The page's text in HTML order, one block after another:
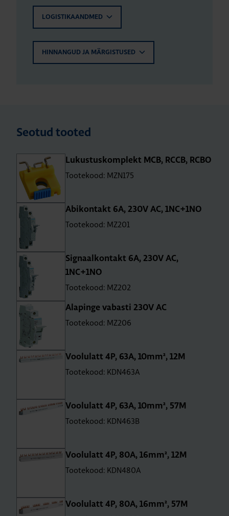
LOGISTIKAANDMED
HINNANGUD JA MÄRGISTUSED
Seotud tooted
Lukus­tus­komp­lekt MCB, RCCB, RCBO
Tootekood: MZN175
Abi­kon­takt 6A, 230V AC, 1NC+1NO
Tootekood: MZ201
Sig­naal­kon­takt 6A, 230V AC,
1NC+1NO
Tootekood: MZ202
Ala­pinge vabasti 230V AC
Tootekood: MZ206
Voo­lu­latt 4P, 63A, 10mm², 12M
Tootekood: KDN463A
Voo­lu­latt 4P, 63A, 10mm², 57M
Tootekood: KDN463B
Voo­lu­latt 4P, 80A, 16mm², 12M
Tootekood: KDN480A
Voo­lu­latt 4P, 80A, 16mm², 57M